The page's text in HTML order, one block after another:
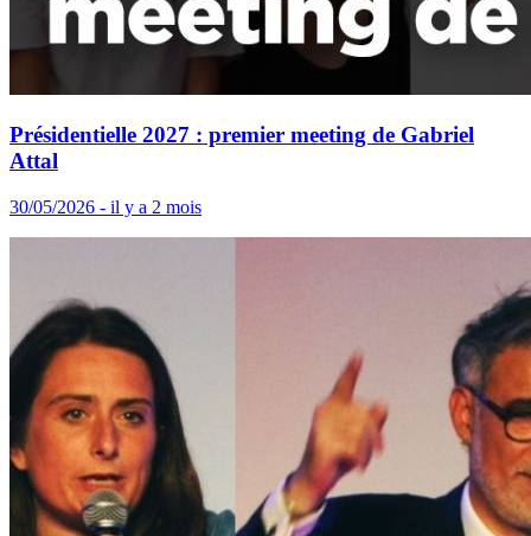
Présidentielle 2027 : premier meeting de Gabriel
Attal
30/05/2026 - il y a 2 mois